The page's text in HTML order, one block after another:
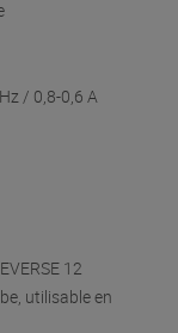
/ 0,8-0,6 A
12
utilisable en